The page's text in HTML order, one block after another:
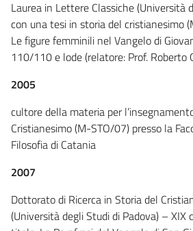
Laurea in Lettere Classiche (Università
con una tesi in storia del cristianesimo
Le figure femminili nel Vangelo di
110/110 e lode (relatore: Prof. Roberto
2005
cultore della materia per
Cristianesimo (M-STO/07) presso la
Filosofia di Catania
2007
Dottorato di Ricerca in Storia del
(Università degli Studi di Padova) – XIX